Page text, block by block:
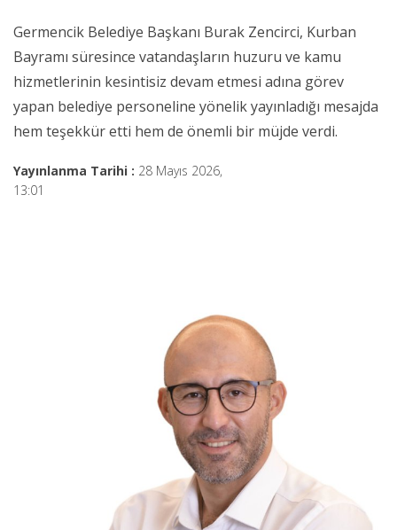
Germencik Belediye Başkanı Burak Zencirci, Kurban
Bayramı süresince vatandaşların huzuru ve kamu
hizmetlerinin kesintisiz devam etmesi adına görev
yapan belediye personeline yönelik yayınladığı mesajda
hem teşekkür etti hem de önemli bir müjde verdi.
Yayınlanma Tarihi : 28 Mayıs 2026,
13:01